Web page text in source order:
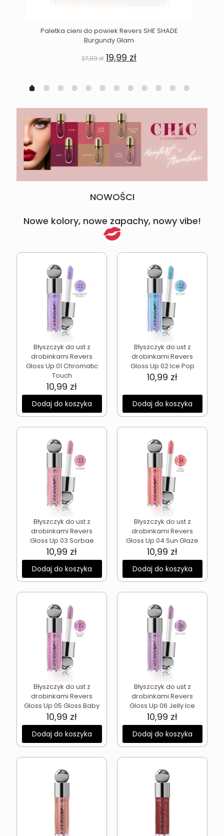
Paletka cieni do powiek Revers SHE SHADE
Burgundy Glam
27,99zł Pierwotna
cena
27,99 zł.
19,99 złAktualna
19,99 zł.
NOWOŚCI
Nowe kolory, nowe zapachy, nowy vibe!
Błyszczyk do ust z
drobinkami Revers
Gloss Up 01 Chromatic
Touch
10,99 zł
Dodaj do koszyka
Błyszczyk do ust z
drobinkami Revers
Gloss Up 02 Ice Pop
10,99 zł
Dodaj do koszyka
Błyszczyk do ust z
drobinkami Revers
Gloss Up 03 Sorbae
10,99 zł
Dodaj do koszyka
Błyszczyk do ust z
drobinkami Revers
Gloss Up 04 Sun Glaze
10,99 zł
Dodaj do koszyka
Błyszczyk do ust z
drobinkami Revers
Gloss Up 05 Gloss Baby
10,99 zł
Dodaj do koszyka
Błyszczyk do ust z
drobinkami Revers
Gloss Up 06 Jelly Ice
10,99 zł
Dodaj do koszyka